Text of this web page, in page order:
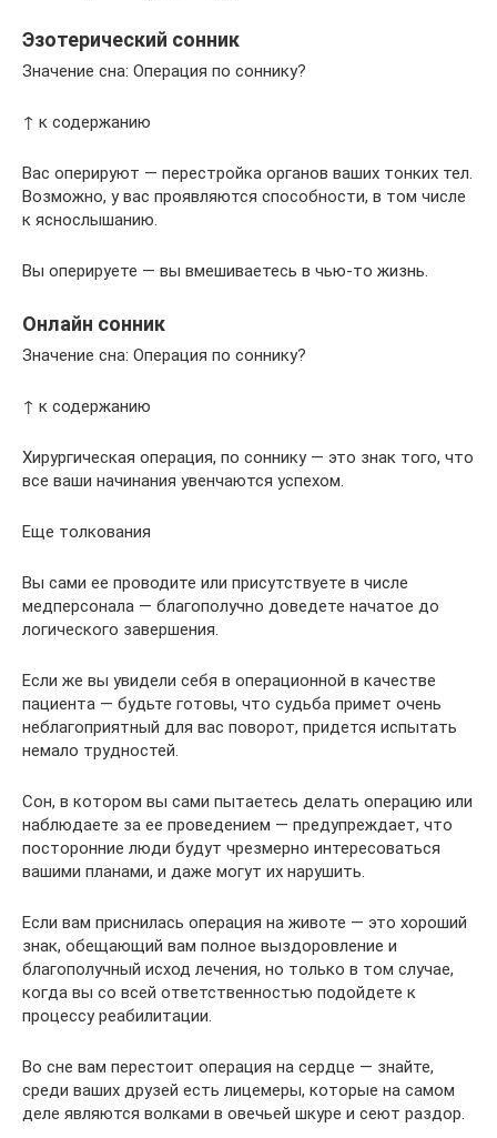
Эзотерический сонник
Значение сна: Операция по соннику?
↑ к содержанию
Вас оперируют — перестройка органов ваших тонких тел.
Возможно, у вас проявляются способности, в том числе
к яснослышанию.
Вы оперируете — вы вмешиваетесь в чью-то жизнь.
Онлайн сонник
Значение сна: Операция по соннику?
↑ к содержанию
Хирургическая операция, по соннику — это знак того, что
все ваши начинания увенчаются успехом.
Еще толкования
Вы сами ее проводите или присутствуете в числе
медперсонала — благополучно доведете начатое до
логического завершения.
Если же вы увидели себя в операционной в качестве
пациента — будьте готовы, что судьба примет очень
неблагоприятный для вас поворот, придется испытать
немало трудностей.
Сон, в котором вы сами пытаетесь делать операцию или
наблюдаете за ее проведением — предупреждает, что
посторонние люди будут чрезмерно интересоваться
вашими планами, и даже могут их нарушить.
Если вам приснилась операция на животе — это хороший
знак, обещающий вам полное выздоровление и
благополучный исход лечения, но только в том случае,
когда вы со всей ответственностью подойдете к
процессу реабилитации.
Во сне вам перестоит операция на сердце — знайте,
среди ваших друзей есть лицемеры, которые на самом
деле являются волками в овечьей шкуре и сеют раздор.